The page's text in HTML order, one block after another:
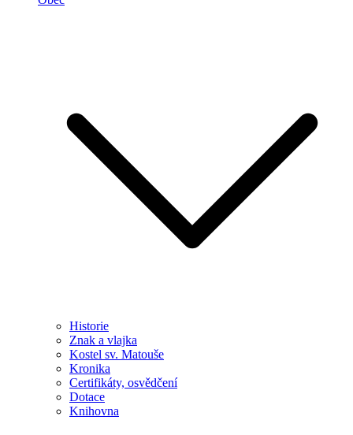
Historie
Znak a vlajka
Kostel sv. Matouše
Kronika
Certifikáty, osvědčení
Dotace
Knihovna